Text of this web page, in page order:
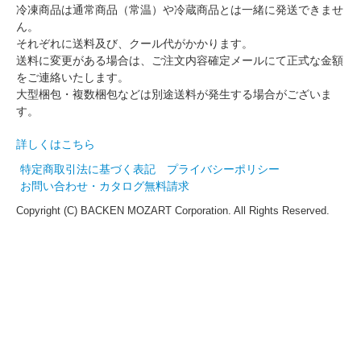
冷凍商品は通常商品（常温）や冷蔵商品とは一緒に発送できませ
ん。
それぞれに送料及び、クール代がかかります。
送料に変更がある場合は、ご注文内容確定メールにて正式な金額
をご連絡いたします。
大型梱包・複数梱包などは別途送料が発生する場合がございま
す。
詳しくはこちら
特定商取引法に基づく表記
プライバシーポリシー
お問い合わせ・カタログ無料請求
Copyright (C) BACKEN MOZART Corporation. All Rights Reserved.